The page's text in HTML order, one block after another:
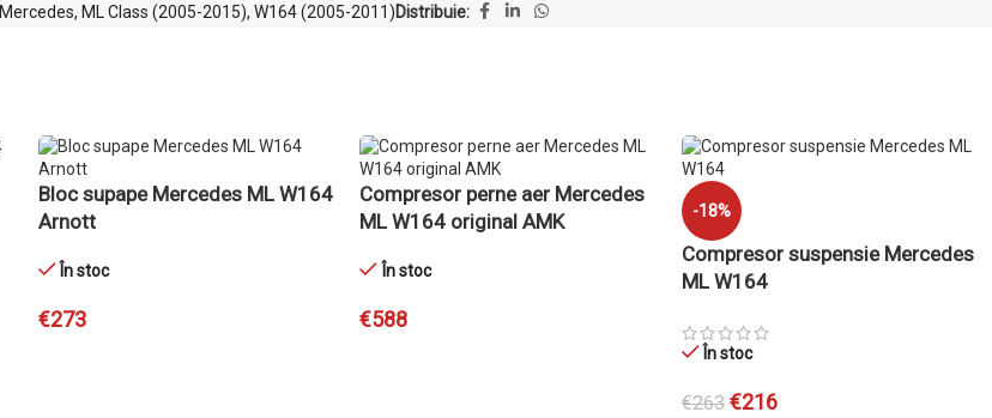
Mercedes, ML Class (2005-2015), W164 (2005-2011)Distribuie:
Bloc supape Mercedes ML W164
Arnott
În stoc
€273
Compresor perne aer Mercedes
ML W164 original AMK
În stoc
€588
-18%
Compresor suspensie Mercedes
ML W164
În stoc
€263 €216